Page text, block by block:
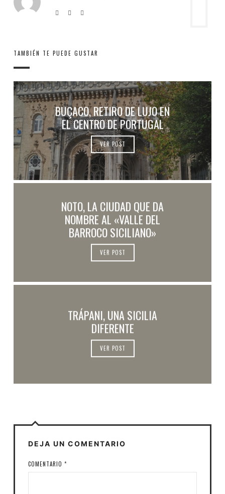
TAMBIÉN TE PUEDE GUSTAR
BUÇACO, RETIRO DE LUJO EN
EL CENTRO DE PORTUGAL
VER POST
NOTO, LA CIUDAD QUE DA
NOMBRE AL «VALLE DEL
BARROCO SICILIANO»
VER POST
TRÁPANI, UNA SICILIA
DIFERENTE
VER POST
DEJA UN COMENTARIO
COMENTARIO *